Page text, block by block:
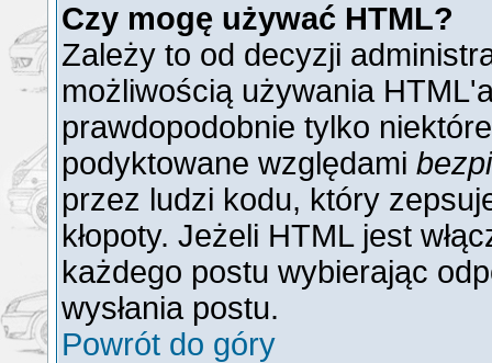
Czy mogę używać HTML?
Zależy to od decyzji
możliwością używania
prawdopodobnie tylko
podyktowane względami
przez ludzi kodu, który
kłopoty. Jeżeli HTML jest
każdego postu wybierając
wysłania postu.
Powrót do góry